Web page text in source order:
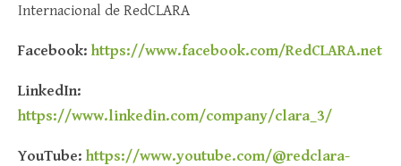
Internacional de RedCLARA
Facebook: https://www.facebook.com/RedCLARA.net
LinkedIn:
https://www.linkedin.com/company/clara_3/
YouTube: https://www.youtube.com/@redclara-